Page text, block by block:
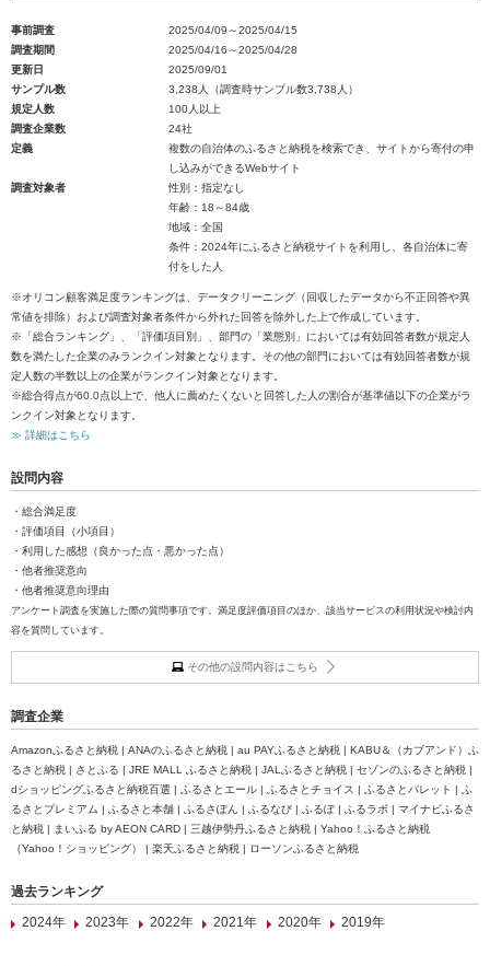
事前調査
2025/04/09～2025/04/15
調査期間
2025/04/16～2025/04/28
更新日
2025/09/01
サンプル数
3,238人（調査時サンプル数3,738人）
規定人数
100人以上
調査企業数
24社
定義
複数の自治体のふるさと納税を検索でき、サイトから寄付の申
し込みができるWebサイト
調査対象者
性別：指定なし
年齢：18～84歳
地域：全国
条件：2024年にふるさと納税サイトを利用し、各自治体に寄
付をした人
※オリコン顧客満足度ランキングは、データクリーニング（回収したデータから不正回答や異
常値を排除）および調査対象者条件から外れた回答を除外した上で作成しています。
※「総合ランキング」、「評価項目別」、部門の「業態別」においては有効回答者数が規定人
数を満たした企業のみランクイン対象となります。その他の部門においては有効回答者数が規
定人数の半数以上の企業がランクイン対象となります。
※総合得点が60.0点以上で、他人に薦めたくないと回答した人の割合が基準値以下の企業がラ
ンクイン対象となります。
≫ 詳細はこちら
設問内容
・総合満足度
・評価項目（小項目）
・利用した感想（良かった点・悪かった点）
・他者推奨意向
・他者推奨意向理由
アンケート調査を実施した際の質問事項です。満足度評価項目のほか、該当サービスの利用状況や検討内
容を質問しています。
その他の設問内容はこちら
調査企業
Amazonふるさと納税 | ANAのふるさと納税 | au PAYふるさと納税 | KABU＆（カブアンド）ふ
るさと納税 | さとふる | JRE MALL ふるさと納税 | JALふるさと納税 | セゾンのふるさと納税 |
dショッピングふるさと納税百選 | ふるさとエール | ふるさとチョイス | ふるさとパレット | ふ
るさとプレミアム | ふるさと本舗 | ふるさぽん | ふるなび | ふるぽ | ふるラボ | マイナビふるさ
と納税 | まいふる by AEON CARD | 三越伊勢丹ふるさと納税 | Yahoo！ふるさと納税
（Yahoo！ショッピング） | 楽天ふるさと納税 | ローソンふるさと納税
過去ランキング
2024年
2023年 2022年 2021年 2020年 2019年